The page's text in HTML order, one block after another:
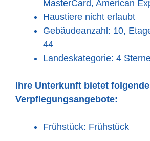
MasterCard, American
Haustiere nicht erlaubt
Gebäudeanzahl: 10,
44
Landeskategorie: 4
Ihre Unterkunft bietet folgende
Verpflegungsangebote:
Frühstück: Frühstück